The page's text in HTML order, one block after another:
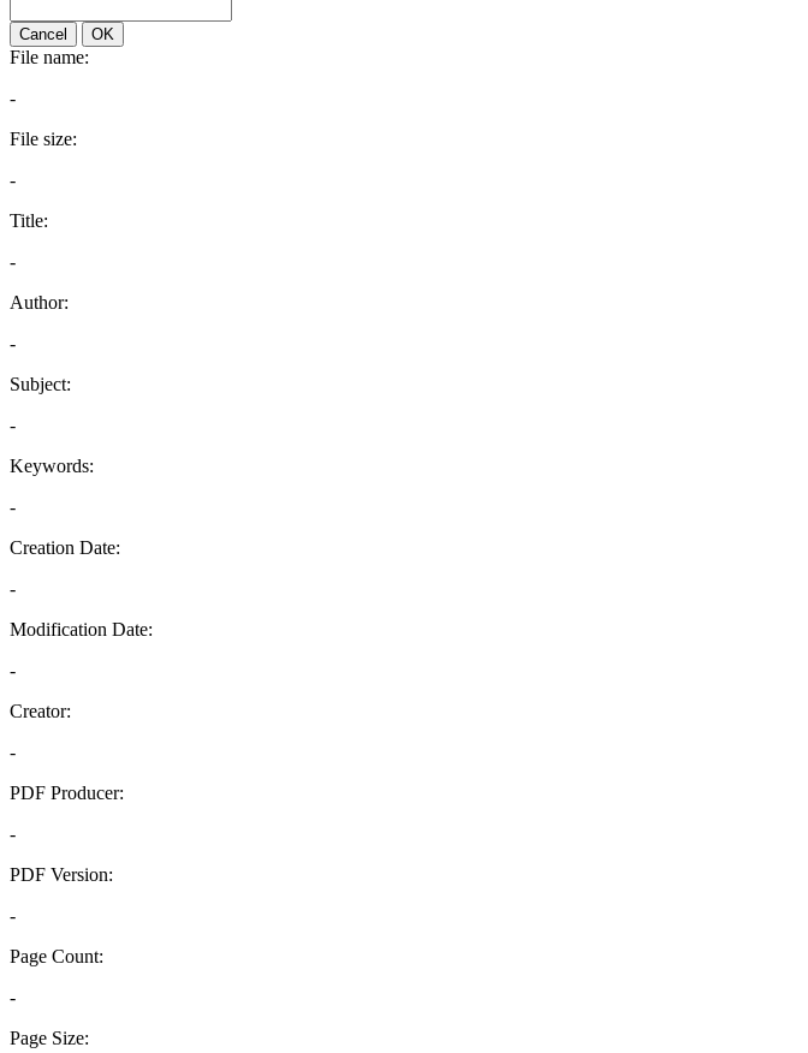
Cancel OK
File name:
-
File size:
-
Title:
-
Author:
-
Subject:
-
Keywords:
-
Creation Date:
-
Modification Date:
-
Creator:
-
PDF Producer:
-
PDF Version:
-
Page Count:
-
Page Size: